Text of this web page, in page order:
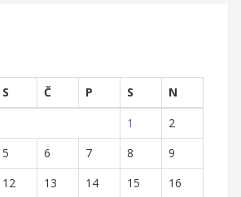
S Č P S
N
1
2
5 6 7 8
9
12 13 14 15
16